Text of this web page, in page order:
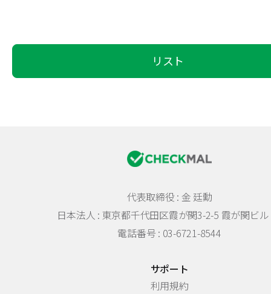
リスト
代表取締役 : 金 廷勳
日本法人 : 東京都千代田区霞が関3-2-5 霞が関ビル
電話番号 : 03-6721-8544
サポート
利用規約